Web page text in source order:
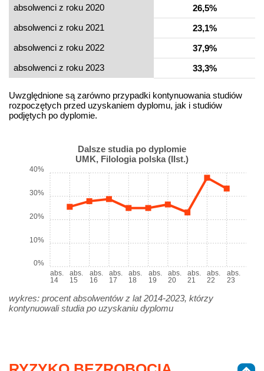
absolwenci z roku 2020
26,5%
absolwenci z roku 2021
23,1%
absolwenci z roku 2022
37,9%
absolwenci z roku 2023
33,3%
Uwzględnione są zarówno przypadki kontynuowania studiów
rozpoczętych przed uzyskaniem dyplomu, jak i studiów
podjętych po dyplomie.
Dalsze studia po dyplomie
UMK, Filologia polska (IIst.)
abs.
14
abs.
15
abs.
16
abs.
17
abs.
18
abs.
19
abs.
20
abs.
21
abs.
22
abs.
23
0%
10%
20%
30%
40%
wykres: procent absolwentów z lat 2014-2023, którzy
kontynuowali studia po uzyskaniu dyplomu